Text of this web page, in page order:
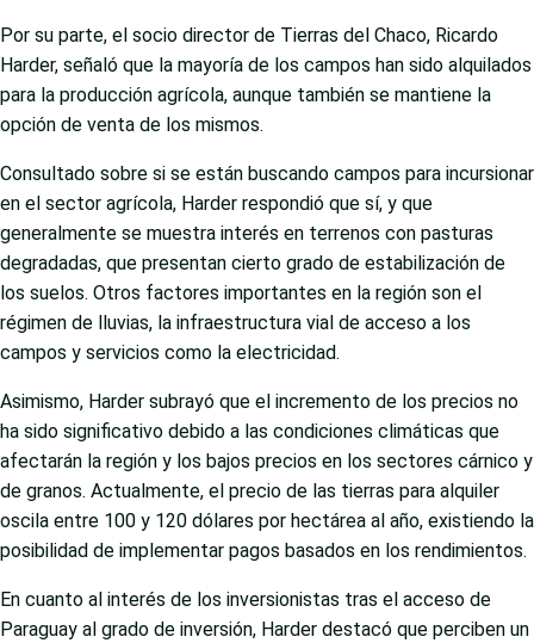
Por su parte, el socio director de Tierras del Chaco, Ricardo
Harder, señaló que la mayoría de los campos han sido alquilados
para la producción agrícola, aunque también se mantiene la
opción de venta de los mismos.
Consultado sobre si se están buscando campos para incursionar
en el sector agrícola, Harder respondió que sí, y que
generalmente se muestra interés en terrenos con pasturas
degradadas, que presentan cierto grado de estabilización de
los suelos. Otros factores importantes en la región son el
régimen de lluvias, la infraestructura vial de acceso a los
campos y servicios como la electricidad.
Asimismo, Harder subrayó que el incremento de los precios no
ha sido significativo debido a las condiciones climáticas que
afectarán la región y los bajos precios en los sectores cárnico y
de granos. Actualmente, el precio de las tierras para alquiler
oscila entre 100 y 120 dólares por hectárea al año, existiendo la
posibilidad de implementar pagos basados ​​en los rendimientos.
En cuanto al interés de los inversionistas tras el acceso de
Paraguay al grado de inversión, Harder destacó que perciben un